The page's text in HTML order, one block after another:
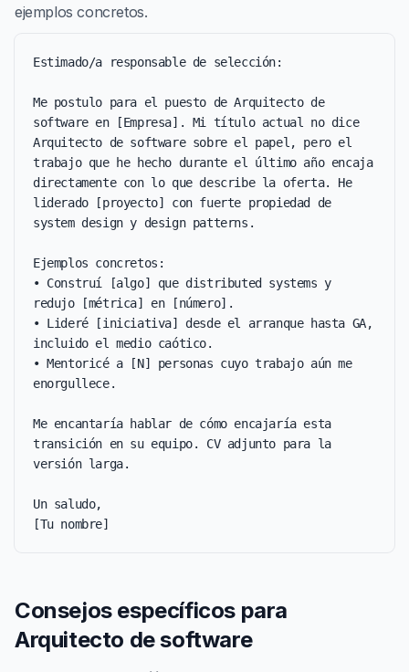
ejemplos concretos.
Estimado/a responsable de selección:
Me postulo para el puesto de Arquitecto de
software en [Empresa]. Mi título actual no dice
Arquitecto de software sobre el papel, pero el
trabajo que he hecho durante el último año encaja
directamente con lo que describe la oferta. He
liderado [proyecto] con fuerte propiedad de
system design y design patterns.
Ejemplos concretos:
• Construí [algo] que distributed systems y
redujo [métrica] en [número].
• Lideré [iniciativa] desde el arranque hasta GA,
incluido el medio caótico.
• Mentoricé a [N] personas cuyo trabajo aún me
enorgullece.
Me encantaría hablar de cómo encajaría esta
transición en su equipo. CV adjunto para la
versión larga.
Un saludo,
[Tu nombre]
Consejos específicos para
Arquitecto de software